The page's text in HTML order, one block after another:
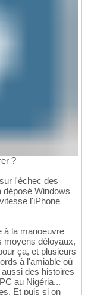
?
l'échec des
déposé Windows
l'iPhone
à la manoeuvre
moyens déloyaux,
ça, et plusieurs
à l'amiable où
des histoires
au Nigéria...
Et puis si on